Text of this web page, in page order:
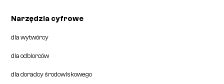
Narzędzia cyfrowe
dla wytwórcy
dla odbiorców
dla doradcy środowiskowego